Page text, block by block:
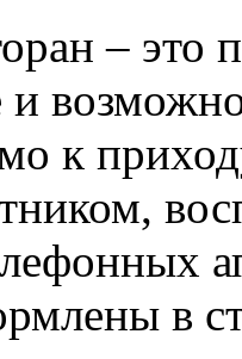
– это
и
к
в